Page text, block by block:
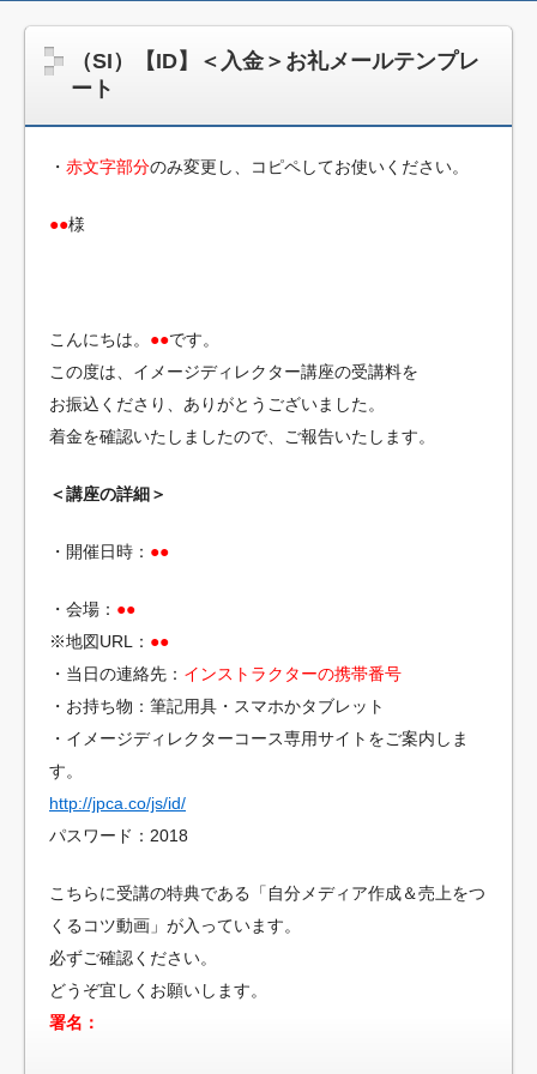
jpca.co
（SI）【ID】＜入金＞お礼メールテンプレ
ート
・ 赤文字部分のみ変更し、コピペしてお使いください。
●●様
こんにちは。 ●●です。
この度は、イメージディレクター講座の受講料を
お振込くださり、ありがとうございました。
着金を確認いたしましたので、ご報告いたします。
＜講座の詳細＞
・開催日時： ●●
・会場： ●●
※地図URL： ●●
・当日の連絡先： インストラクターの携帯番号
・お持ち物：筆記用具・スマホかタブレット
・イメージディレクターコース専用サイトをご案内しま
す。
http://jpca.co/js/id/
パスワード：2018
こちらに受講の特典である「自分メディア作成＆売上をつ
くるコツ動画」が入っています。
必ずご確認ください。
どうぞ宜しくお願いします。
署名：